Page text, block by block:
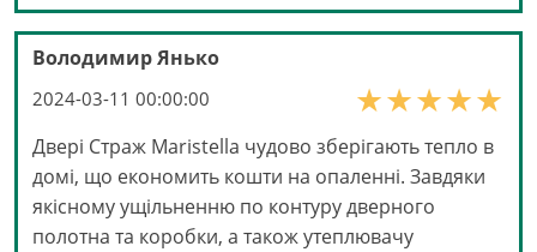
Володимир Янько
2024-03-11 00:00:00
Двері Страж Maristella чудово зберігають тепло в
домі, що економить кошти на опаленні. Завдяки
якісному ущільненню по контуру дверного
полотна та коробки, а також утеплювачу